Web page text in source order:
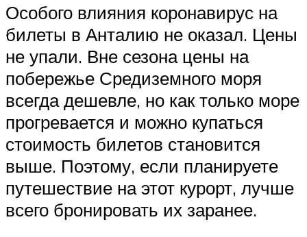
Особого влияния коронавирус на
билеты в Анталию не оказал. Цены
не упали. Вне сезона цены на
побережье Средиземного моря
всегда дешевле, но как только море
прогревается и можно купаться
стоимость билетов становится
выше. Поэтому, если планируете
путешествие на этот курорт, лучше
всего бронировать их заранее.